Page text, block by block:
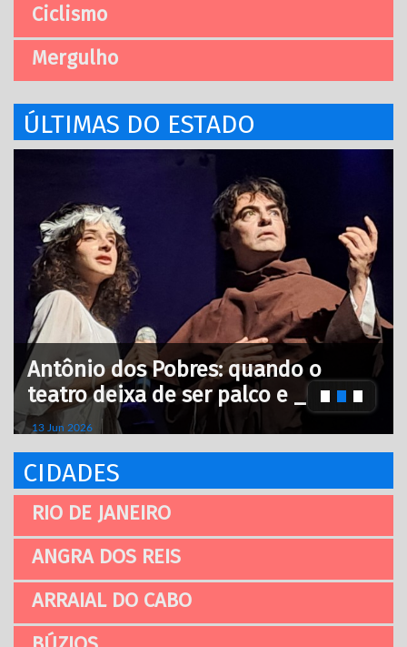
Ciclismo
Mergulho
ÚLTIMAS DO ESTADO
Antônio dos Pobres: quando o
teatro deixa de ser palco e _
13 Jun 2026
CIDADES
RIO DE JANEIRO
ANGRA DOS REIS
ARRAIAL DO CABO